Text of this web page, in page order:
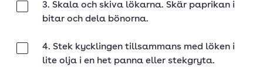
3. Skala och skiva lökarna. Skär paprikan i
bitar och dela bönorna.
4. Stek kycklingen tillsammans med löken i
lite olja i en het panna eller stekgryta.